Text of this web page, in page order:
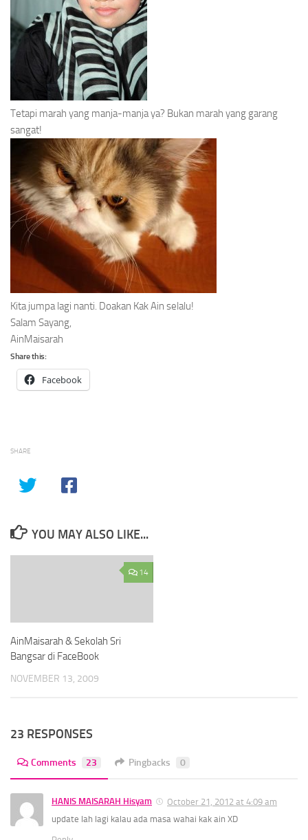
Tetapi marah yang manja-manja ya? Bukan marah yang garang
sangat!
Kita jumpa lagi nanti. Doakan Kak Ain selalu!
Salam Sayang,
AinMaisarah
Share this:
Facebook
SHARE
YOU MAY ALSO LIKE...
14
AinMaisarah & Sekolah Sri
Bangsar di FaceBook
NOVEMBER 13, 2009
23 RESPONSES
Comments 23 Pingbacks 0
HANIS MAISARAH Hisyam
October 21, 2012 at 4:09 am
update lah lagi kalau ada masa wahai kak ain XD